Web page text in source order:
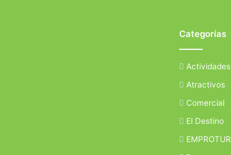
Categorías
Actividades
Atractivos
Comercial
El Destino
EMPROTUR